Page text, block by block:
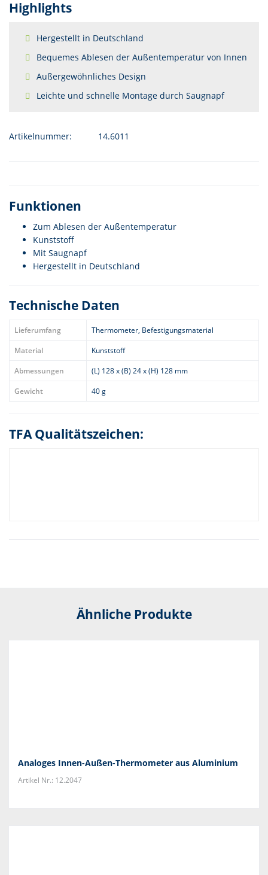
Highlights
Hergestellt in Deutschland
Bequemes Ablesen der Außentemperatur von Innen
Außergewöhnliches Design
Leichte und schnelle Montage durch Saugnapf
Artikelnummer: 14.6011
Funktionen
Zum Ablesen der Außentemperatur
Kunststoff
Mit Saugnapf
Hergestellt in Deutschland
Technische Daten
Lieferumfang
Thermometer, Befestigungsmaterial
Material
Kunststoff
Abmessungen
(L) 128 x (B) 24 x (H) 128 mm
Gewicht
40 g
TFA Qualitätszeichen:
Ähnliche Produkte
Analoges Innen-Außen-Thermometer aus Aluminium
Artikel Nr.: 12.2047